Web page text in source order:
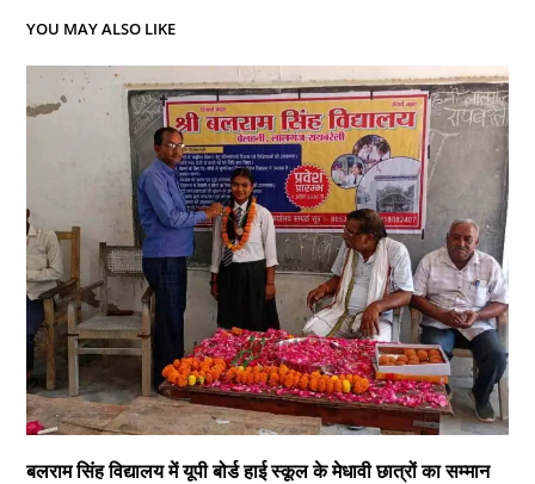
YOU MAY ALSO LIKE
बलराम सिंह विद्यालय में यूपी बोर्ड हाई स्कूल के मेधावी छात्रों का सम्मान